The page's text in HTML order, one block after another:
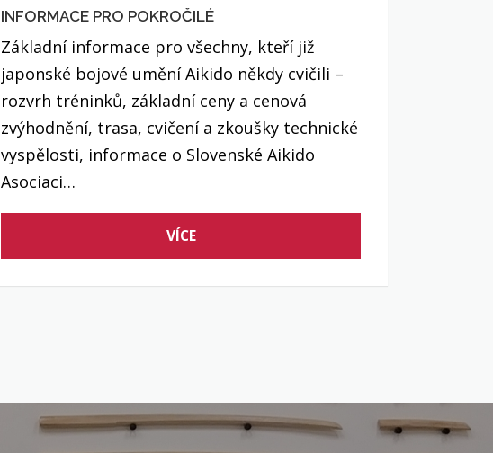
INFORMACE PRO POKROČILÉ
Základní informace pro všechny, kteří již
japonské bojové umění Aikido někdy cvičili –
rozvrh tréninků, základní ceny a cenová
zvýhodnění, trasa, cvičení a zkoušky technické
vyspělosti, informace o Slovenské Aikido
Asociaci…
VÍCE